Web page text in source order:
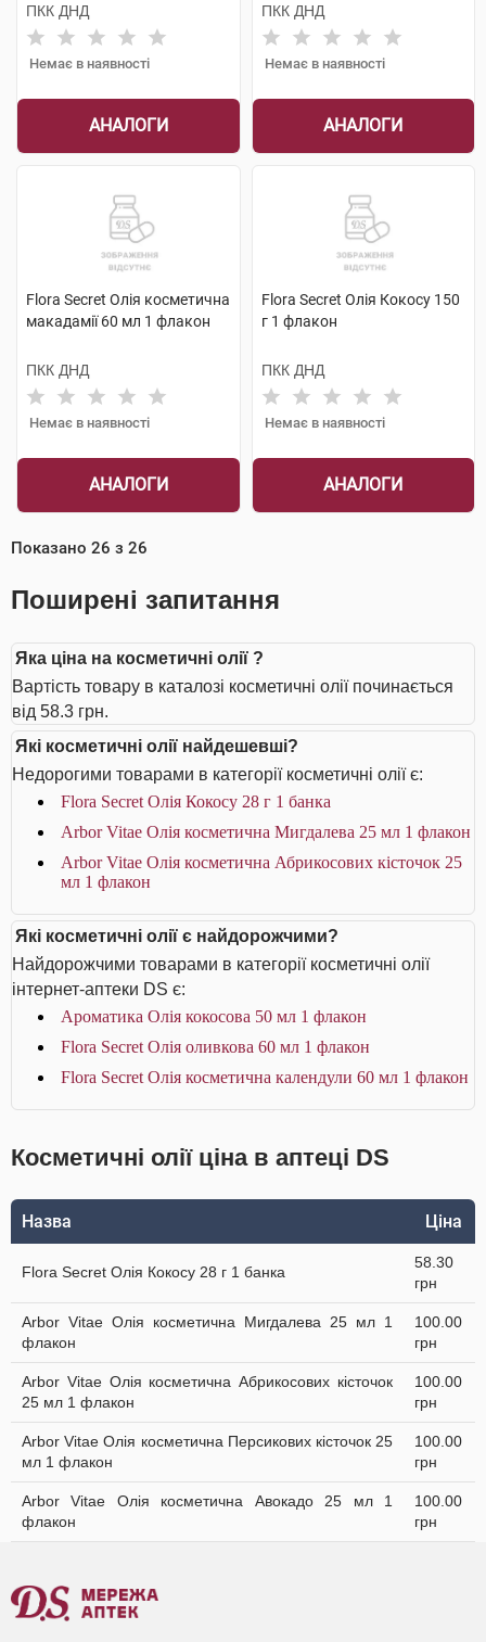
ПКК ДНД
Немає в наявності
АНАЛОГИ
ПКК ДНД
Немає в наявності
АНАЛОГИ
Flora Secret Олія косметична
макадамії 60 мл 1 флакон
ПКК ДНД
Немає в наявності
АНАЛОГИ
Flora Secret Олія Кокосу 150
г 1 флакон
ПКК ДНД
Немає в наявності
АНАЛОГИ
Показано 26 з 26
Поширені запитання
Яка ціна на косметичні олії ?
Вартість товару в каталозі косметичні олії починається
від 58.3 грн.
Які косметичні олії найдешевші?
Недорогими товарами в категорії косметичні олії є:
Flora Secret Олія Кокосу 28 г 1 банка
Arbor Vitae Олія косметична Мигдалева 25 мл 1 флакон
Arbor Vitae Олія косметична Абрикосових кісточок 25
мл 1 флакон
Які косметичні олії є найдорожчими?
Найдорожчими товарами в категорії косметичні олії
інтернет-аптеки DS є:
Ароматика Олія кокосова 50 мл 1 флакон
Flora Secret Олія оливкова 60 мл 1 флакон
Flora Secret Олія косметична календули 60 мл 1 флакон
Косметичні олії ціна в аптеці DS
Назва Ціна
Flora Secret Олія Кокосу 28 г 1 банка
58.30
грн
Arbor Vitae Олія косметична Мигдалева 25 мл 1
флакон
100.00
грн
Arbor Vitae Олія косметична Абрикосових кісточок
25 мл 1 флакон
100.00
грн
Arbor Vitae Олія косметична Персикових кісточок 25
мл 1 флакон
100.00
грн
Arbor Vitae Олія косметична Авокадо 25 мл 1
флакон
100.00
грн